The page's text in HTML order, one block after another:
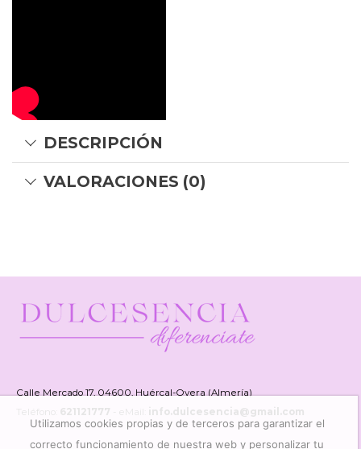
DESCRIPCIÓN
VALORACIONES (0)
Calle Mercado 17, 04600, Huércal-Overa (Almería)
Teléfono: 621121777 info.dulcesencia@gmail.com
Utilizamos cookies propias y de terceros para garantizar el
correcto funcionamiento de nuestra web y personalizar tu